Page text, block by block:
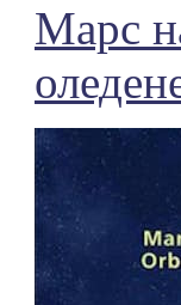
Марс